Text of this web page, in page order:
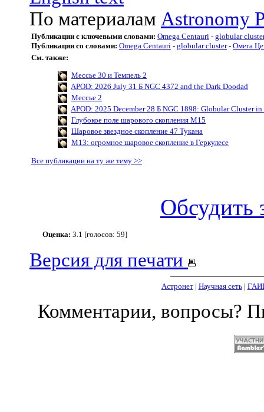
По материалам Astronomy
Публикации с ключевыми словами: Omega Centauri - globular
Публикации со словами: Omega Centauri - globular cluster- Омега
См. также:
Мессье 30 и Темпель 2
APOD: 2026 July 31 Б NGC 4372 and the Dark Doodad
Мессье 2
APOD: 2025 December 28 Б NGC 1898: Globular Cluster
Глубокое поле шарового скопления M15
Шаровое звездное скопление 47 Тукана
M13: огромное шаровое скопление в Геркулесе
Все публикации на ту же тему >>
Обсудить
Оценка: 3.1 [голосов: 59]
Версия для печати
Астронет| Научная сеть|
Комментарии, вопросы?